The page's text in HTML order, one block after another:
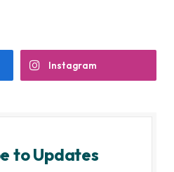
Instagram
to Updates